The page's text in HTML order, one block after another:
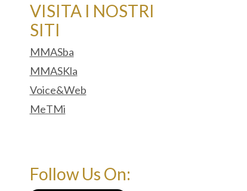
VISITA I NOSTRI
SITI
MMASba
MMASKla
Voice&Web
MeTMi
Follow Us On: